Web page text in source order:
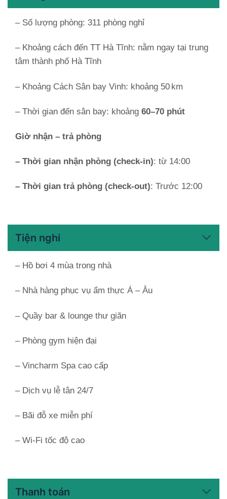
– Số lượng phòng: 311 phòng nghỉ
– Khoảng cách đến TT Hà Tĩnh: nằm ngay tại trung
tâm thành phố Hà Tĩnh
– Khoảng Cách Sân bay Vinh: khoảng 50 km
– Thời gian đến sân bay: khoảng 60–70 phút
Giờ nhận – trả phòng
– Thời gian nhận phòng (check-in): từ 14:00
– Thời gian trả phòng (check-out): Trước 12:00
Tiện nghi
– Hồ bơi 4 mùa trong nhà
– Nhà hàng phục vụ ẩm thực Á – Âu
– Quầy bar & lounge thư giãn
– Phòng gym hiện đại
– Vincharm Spa cao cấp
– Dịch vụ lễ tân 24/7
– Bãi đỗ xe miễn phí
– Wi-Fi tốc độ cao
Thanh toán